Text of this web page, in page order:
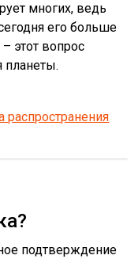
многих, ведь
его больше
этот вопрос
планеты.
распространения
подтверждение